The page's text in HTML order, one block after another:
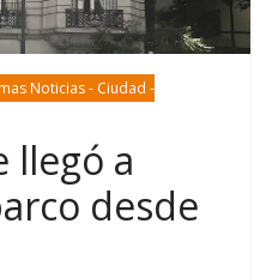
Noticias - Ciudad -
llegó a
desde